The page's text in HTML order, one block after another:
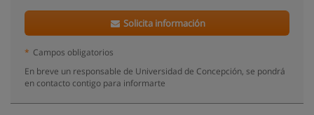
Solicita información
* Campos obligatorios
En breve un responsable de Universidad de Concepción, se pondrá
en contacto contigo para informarte